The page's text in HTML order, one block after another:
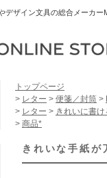
デザイン文具の総合メーカー
トップページ
> レター > 便箋／封筒 >
> レター > きれいに書
> 商品*
きれいな手紙